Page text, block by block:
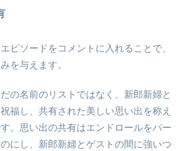
ピソードをコメントに入れることで、
を与えます。
の名前のリストではなく、新郎新婦と
福し、共有された美しい思い出を称え
。思い出の共有はエンドロールをパー
にし、新郎新婦とゲストの間に強いつ